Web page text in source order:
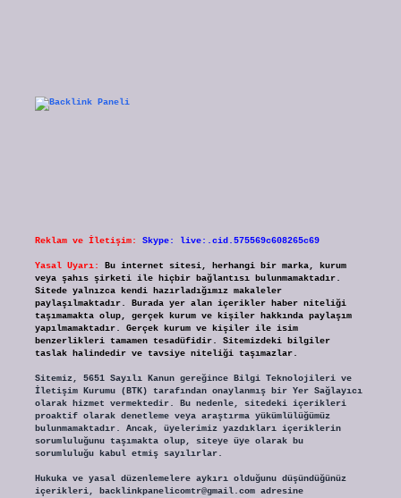
Reklam ve İletişim: Skype: live:.cid.575569c608265c69
Yasal Uyarı:
Bu internet sitesi, herhangi bir marka, kurum
veya şahıs şirketi ile hiçbir bağlantısı bulunmamaktadır.
Sitede yalnızca kendi hazırladığımız makaleler
paylaşılmaktadır. Burada yer alan içerikler haber niteliği
taşımamakta olup, gerçek kurum ve kişiler hakkında paylaşım
yapılmamaktadır. Gerçek kurum ve kişiler ile isim
benzerlikleri tamamen tesadüfidir. Sitemizdeki bilgiler
taslak halindedir ve tavsiye niteliği taşımazlar.
Sitemiz, 5651 Sayılı Kanun gereğince Bilgi Teknolojileri ve
İletişim Kurumu (BTK) tarafından onaylanmış bir Yer Sağlayıcı
olarak hizmet vermektedir. Bu nedenle, sitedeki içerikleri
proaktif olarak denetleme veya araştırma yükümlülüğümüz
bulunmamaktadır. Ancak, üyelerimiz yazdıkları içeriklerin
sorumluluğunu taşımakta olup, siteye üye olarak bu
sorumluluğu kabul etmiş sayılırlar.
Hukuka ve yasal düzenlemelere aykırı olduğunu düşündüğünüz
içerikleri, backlinkpanelicomtr@gmail.comadresine